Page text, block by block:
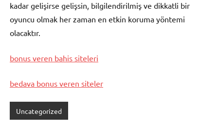
kadar gelişirse gelişsin, bilgilendirilmiş ve dikkatli bir
oyuncu olmak her zaman en etkin koruma yöntemi
olacaktır.
bonus veren bahis siteleri
bedava bonus veren siteler
Uncategorized